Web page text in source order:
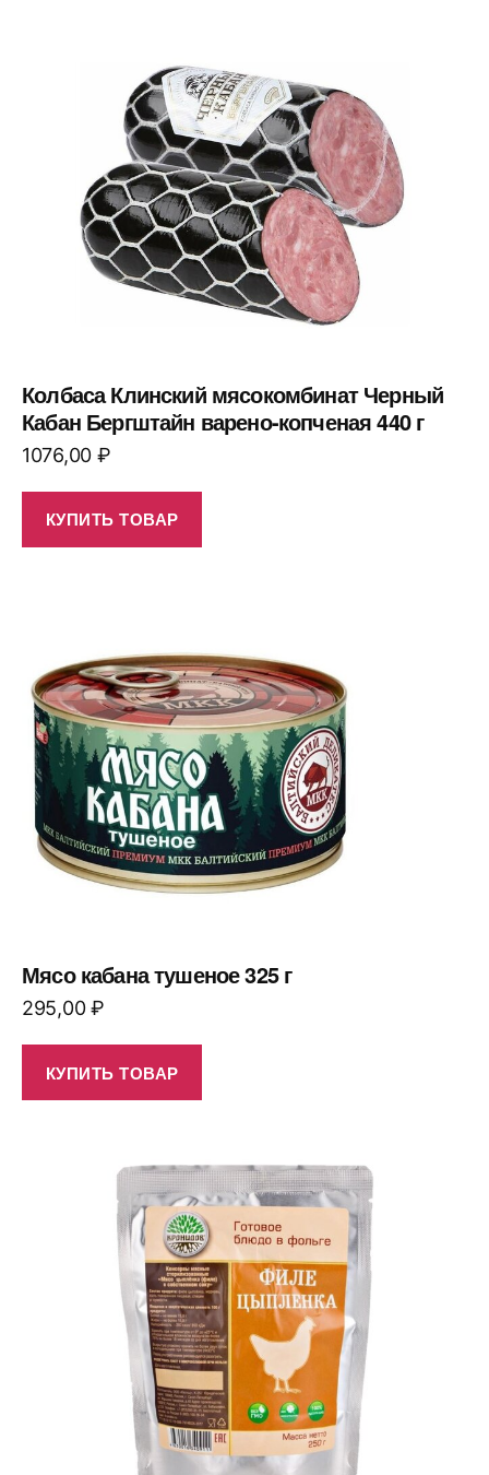
Колбаса Клинский мясокомбинат Черный
Кабан Бергштайн варено-копченая 440 г
1076,00 ₽
КУПИТЬ ТОВАР
Мясо кабана тушеное 325 г
295,00₽
КУПИТЬ ТОВАР